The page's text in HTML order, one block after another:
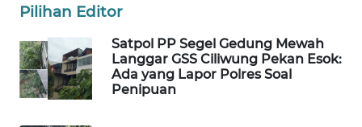
Pilihan Editor
Satpol PP Segel Gedung Mewah
Langgar GSS Ciliwung Pekan Esok:
Ada yang Lapor Polres Soal
Penipuan
KONSUMEN
FORWAMKI
ALPERKLINAS